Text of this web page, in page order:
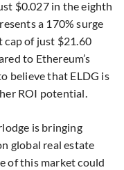
$0.027 in the eighth
a 170% surge
cap of just $21.60
to Ethereum’s
believe that ELDG is
ROI potential.
is bringing
global real estate
of this market could